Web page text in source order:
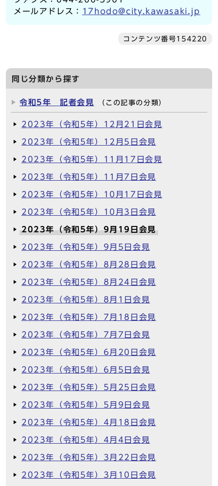
メールアドレス：
17hodo@city.kawasaki.jp
コンテンツ番号154220
同じ分類から探す
令和5年 記者会見 （この記事の分類）
2023年（令和5年）12月21日会見
2023年（令和5年）12月5日会見
2023年（令和5年）11月17日会見
2023年（令和5年）11月7日会見
2023年（令和5年）10月17日会見
2023年（令和5年）10月3日会見
2023年（令和5年）9月19日会見
2023年（令和5年）9月5日会見
2023年（令和5年）8月28日会見
2023年（令和5年）8月24日会見
2023年（令和5年）8月1日会見
2023年（令和5年）7月18日会見
2023年（令和5年）7月7日会見
2023年（令和5年）6月20日会見
2023年（令和5年）6月5日会見
2023年（令和5年）5月25日会見
2023年（令和5年）5月9日会見
2023年（令和5年）4月18日会見
2023年（令和5年）4月4日会見
2023年（令和5年）3月22日会見
2023年（令和5年）3月10日会見